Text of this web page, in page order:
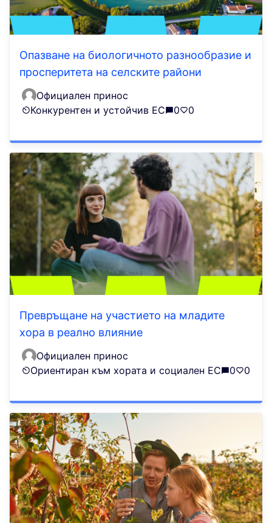
Опазване на биологичното разнообразие и
просперитета на селските райони
Официален принос
Конкурентен и устойчив ЕС
0 0
Превръщане на участието на младите
хора в реално влияние
Официален принос
Ориентиран към хората и социален ЕС
0 0